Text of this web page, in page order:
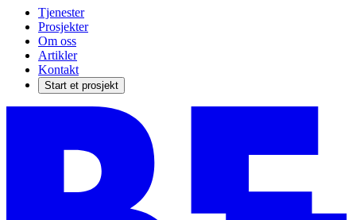
Tjenester
Prosjekter
Om oss
Artikler
Kontakt
Start et prosjekt